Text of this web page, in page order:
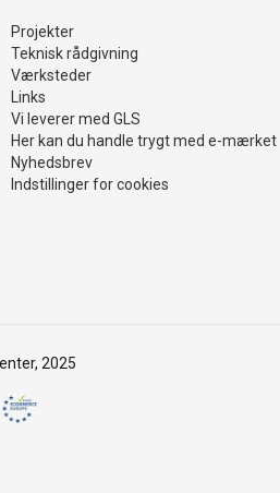
Projekter
Teknisk rådgivning
Værksteder
Links
Vi leverer med GLS
Her kan du handle trygt med e-mærket
Nyhedsbrev
Indstillinger for cookies
2025